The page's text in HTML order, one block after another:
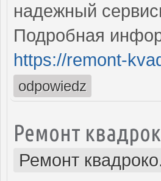
надежный
Подробная
https://remont-
odpowiedz
Ремонт
Ремонт